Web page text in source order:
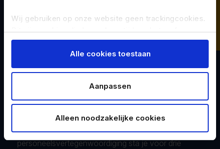
Wij gebruiken op onze website geen trackingcookies.
Dit zijn cookies die bezoekers tijdens het surfen over
andere websites kunnen volgen.
Je kunt de op jouw pc, tablet of mobiele telefoon
browsergeschiedenis te wissen in je
browserinstellingen.
Alle cookies toestaan
Aanpassen
Alleen noodzakelijke cookies
Keuzes voor jou als
werkgever
De Wet toekomst pensioenen maakt pensioen voor
Val je niet onder een cao of verplicht
bedrijfstakpensioenfonds? Dan heb je ruimte om
keuzes te maken. Maar die ruimte vraagt ook om
richting. Samen met de ondernemingsraad of
personeelsvertegenwoordiging sta je voor drie